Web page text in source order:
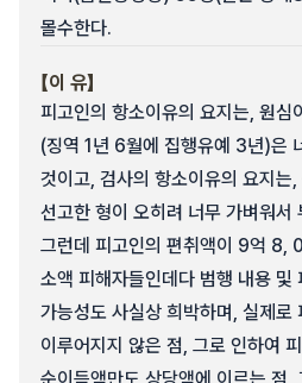
몰수한다.
【이 유】
피고인의 항소이유의 요지는, 원심
(징역 1년 6월에 집행유예 3년)은
것이고, 검사의 항소이유의 요지는,
선고한 형이 오히려 너무 가벼워서
그런데 피고인의 편취액이 9억 8,
소액 피해자들인데다 범행 내용 및
가능성도 사실상 희박하며, 실제로
이루어지지 않은 점, 그로 인하여